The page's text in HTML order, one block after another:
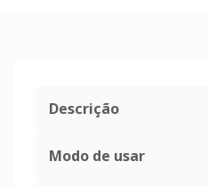
Descrição
Modo de usar